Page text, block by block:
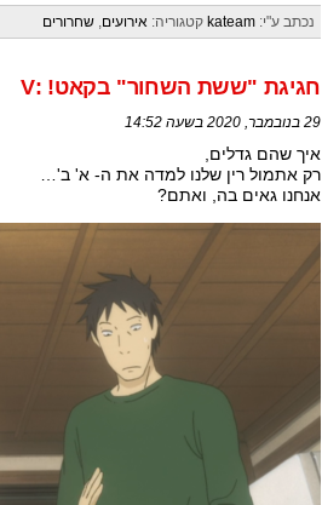
נכתב ע"י: kateam קטגוריה: אירועים, שחרורים
חגיגת "ששת השחור" בקאט! :V
29 בנובמבר, 2020 בשעה 14:52
איך שהם גדלים,
רק אתמול רין שלנו למדה את ה- א' ב'…
אנחנו גאים בה, ואתם?